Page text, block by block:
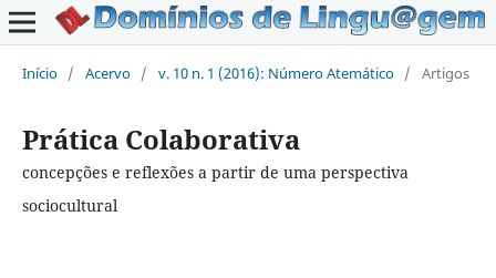
Início / Acervo / v. 10 n. 1 (2016): Número Atemático / Artigos
Prática Colaborativa
concepções e reflexões a partir de uma perspectiva
sociocultural